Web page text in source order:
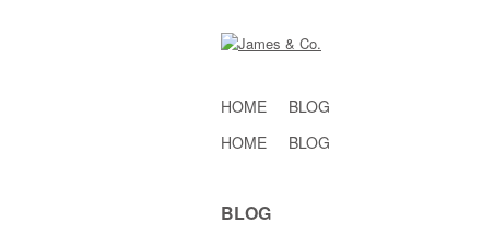
HOME
BLOG
HOME
BLOG
BLOG